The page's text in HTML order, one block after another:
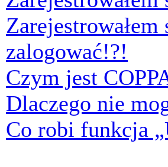
zalogować!?!
Czym jest
Dlaczego nie
Co robi funkcja